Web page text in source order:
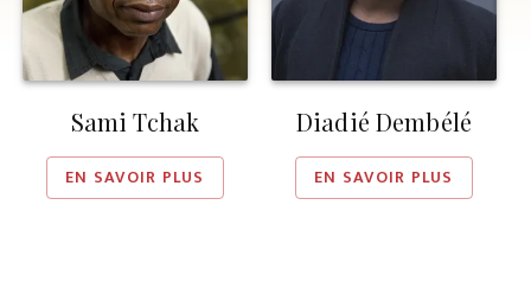
Sami Tchak
EN SAVOIR PLUS
Diadié Dembélé
EN SAVOIR PLUS